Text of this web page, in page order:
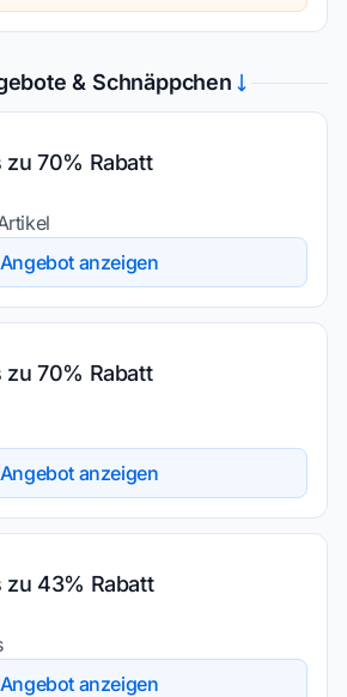
& Schnäppchen
zu 70% Rabatt
Angebot anzeigen
zu 70% Rabatt
Angebot anzeigen
zu 43% Rabatt
Angebot anzeigen